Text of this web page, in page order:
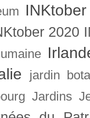
INKtober
2020
jardin
Jardins